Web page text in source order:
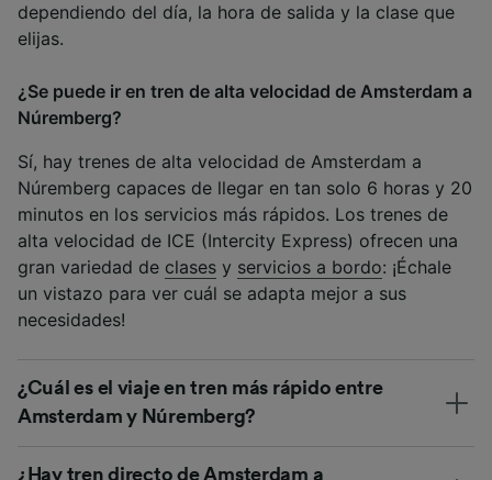
dependiendo del día, la hora de salida y la clase que
elijas.
¿Se puede ir en tren de alta velocidad de Amsterdam a
Núremberg?
Sí, hay trenes de alta velocidad de Amsterdam a
Núremberg capaces de llegar en tan solo 6 horas y 20
minutos en los servicios más rápidos. Los trenes de
alta velocidad de ICE (Intercity Express) ofrecen una
gran variedad de clases y servicios a bordo: ¡Échale
un vistazo para ver cuál se adapta mejor a sus
necesidades!
¿Cuál es el viaje en tren más rápido entre
Amsterdam y Núremberg?
¿Hay tren directo de Amsterdam a